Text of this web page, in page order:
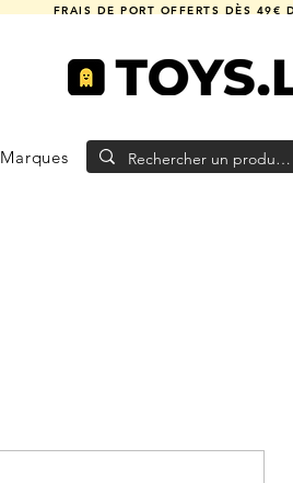
FRAIS DE PORT OFFERTS DÈS 49€
Marques